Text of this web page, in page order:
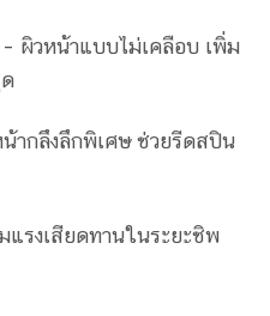
– ผิวหน้าแบบไม่เคลือบ เพิ่ม
น้ากลึงลึกพิเศษ ช่วยรีดสปิน
แรงเสียดทานในระยะชิพ